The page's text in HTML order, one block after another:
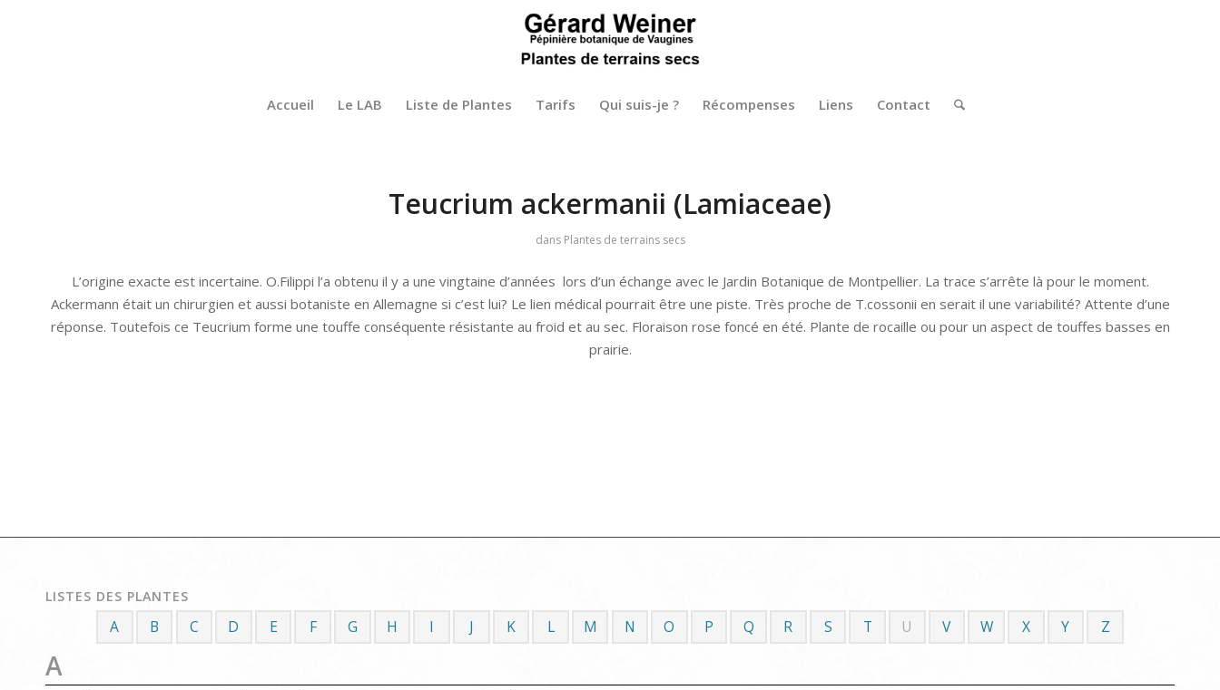
Accueil Le LAB Liste de Plantes Tarifs Qui suis-je ? Récompenses Liens Contact
Teucrium ackermanii (Lamiaceae)
dans Plantes de terrains secs
L’origine exacte est incertaine. O.Filippi l’a obtenu il y a une vingtaine d’années lors d’un échange avec le Jardin Botanique de Montpellier. La trace s’arrête là pour le moment.
Ackermann était un chirurgien et aussi botaniste en Allemagne si c’est lui? Le lien médical pourrait être une piste. Très proche de T.cossonii en serait il une variabilité? Attente d’une
réponse. Toutefois ce Teucrium forme une touffe conséquente résistante au froid et au sec. Floraison rose foncé en été. Plante de rocaille ou pour un aspect de touffes basses en
prairie.
LISTES DES PLANTES
A B C D E F G H I J K L M N O P Q R S T U V W X Y Z
A